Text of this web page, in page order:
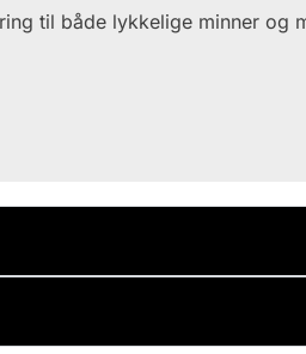
til både lykkelige minner og